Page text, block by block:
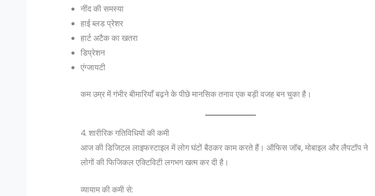
नींद की समस्या
हाई ब्लड प्रेशर
हार्ट अटैक का खतरा
डिप्रेशन
एंग्जायटी
कम उम्र में गंभीर बीमारियाँ बढ़ने के पीछे मानसिक तनाव एक बड़ी वजह बन चुका है।
4. शारीरिक गतिविधियों की कमी
आज की डिजिटल लाइफस्टाइल में लोग घंटों बैठकर काम करते हैं। ऑफिस जॉब, मोबाइल और लैपटॉप ने
लोगों की फिजिकल एक्टिविटी लगभग खत्म कर दी है।
व्यायाम की कमी से: